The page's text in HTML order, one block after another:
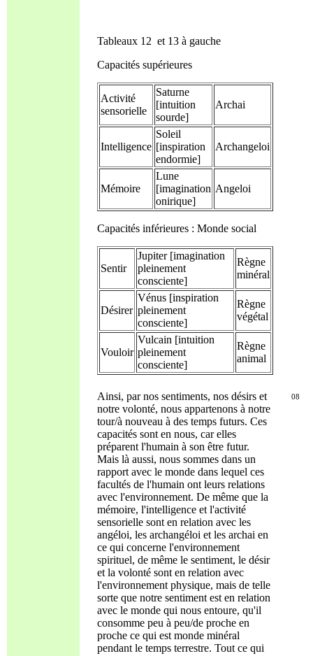
Tableaux 12 et 13 à gauche
Capacités supérieures
Activité
sensorielle
Saturne
[intuition
sourde]
Archai
Intelligence
Soleil
[inspiration
endormie]
Archangeloi
Mémoire
Lune
[imagination
onirique]
Angeloi
Capacités inférieures : Monde social
Sentir
Jupiter [imagination
pleinement
consciente]
Règne
minéral
Désirer
Vénus [inspiration
pleinement
consciente]
Règne
végétal
Vouloir
Vulcain [intuition
pleinement
consciente]
Règne
animal
Ainsi, par nos sentiments, nos désirs et
notre volonté, nous appartenons à notre
tour/à nouveau à des temps futurs. Ces
capacités sont en nous, car elles
préparent l'humain à son être futur.
Mais là aussi, nous sommes dans un
rapport avec le monde dans lequel ces
facultés de l'humain ont leurs relations
avec l'environnement. De même que la
mémoire, l'intelligence et l'activité
sensorielle sont en relation avec les
angéloi, les archangéloi et les archai en
ce qui concerne l'environnement
spirituel, de même le sentiment, le désir
et la volonté sont en relation avec
l'environnement physique, mais de telle
sorte que notre sentiment est en relation
avec le monde qui nous entoure, qu'il
consomme peu à peu/de proche en
proche ce qui est monde minéral
pendant le temps terrestre. Tout ce qui
08